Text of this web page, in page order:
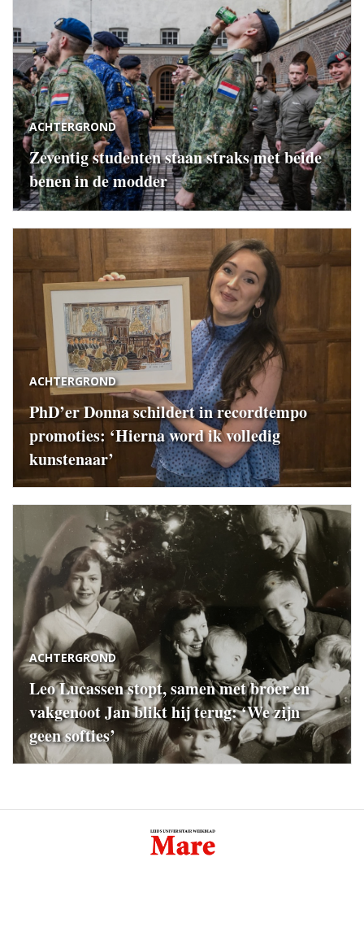
ACHTERGROND
Zeventig studenten staan straks met beide
benen in de modder
ACHTERGROND
PhD’er Donna schildert in recordtempo
promoties: ‘Hierna word ik volledig
kunstenaar’
ACHTERGROND
Leo Lucassen stopt, samen met broer en
vakgenoot Jan blikt hij terug: ‘We zijn
geen softies’